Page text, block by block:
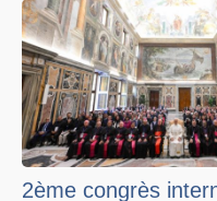
2ème congrès